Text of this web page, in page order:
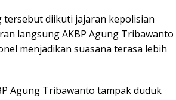
tersebut diikuti jajaran kepolisian
langsung AKBP Agung Tribawanto
menjadikan suasana terasa lebih
Agung Tribawanto tampak duduk